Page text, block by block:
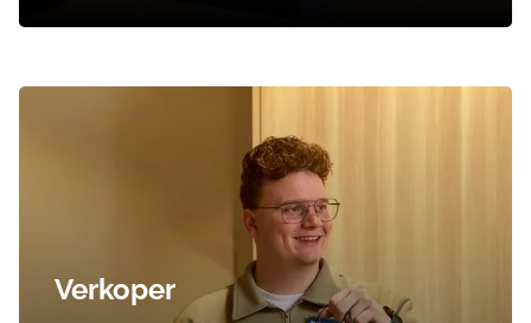
Verkoper